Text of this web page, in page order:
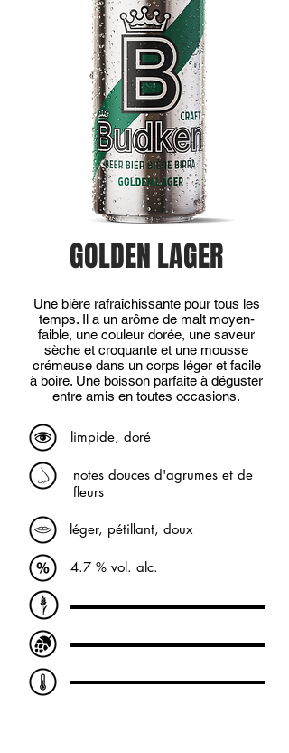
GOLDEN LAGER
Une bière rafraîchissante pour tous les
temps. Il a un arôme de malt moyen-
faible, une couleur dorée, une saveur
sèche et croquante et une mousse
crémeuse dans un corps léger et facile
à boire. Une boisson parfaite à déguster
entre amis en toutes occasions.
limpide, doré
notes douces d'agrumes et de
fleurs
léger, pétillant, doux
4.7 % vol. alc.